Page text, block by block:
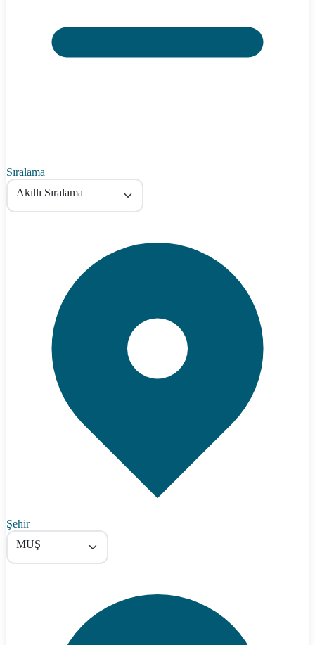
Sıralama
Akıllı Sıralama
Şehir
MUŞ